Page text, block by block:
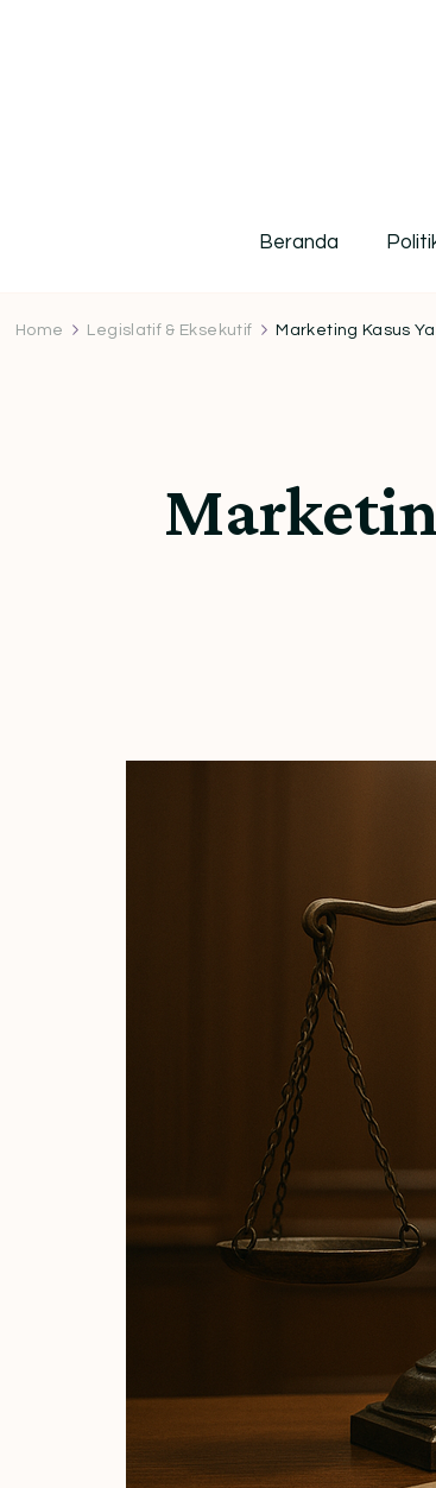
Beranda
Home Legislatif & Eksekutif Marketing Kasus